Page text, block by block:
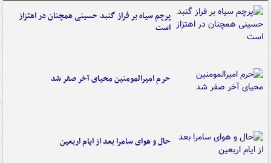
پرچم سیاه بر فراز گنبد حسینی همچنان در اهتزاز
است
حرم امیرالمومنین محیای آخر صفر شد
حال و هوای سامرا بعد از ایام اربعین